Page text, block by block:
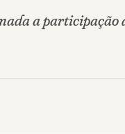
a participação